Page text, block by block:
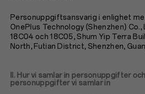
Personuppgiftsansvarig i enlighet
OnePlus Technology (Shenzhen) Co.,
18C04 och 18C05, Shum Yip Terra
North, Futian District, Shenzhen,
II. Hur vi samlar in personuppgifter
personuppgifter vi samlar in